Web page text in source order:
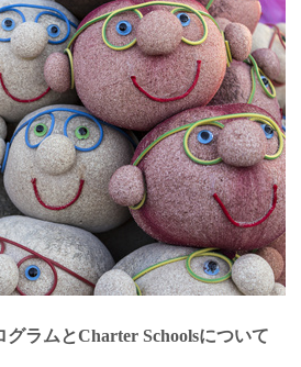
グラムとCharter Schoolsについて